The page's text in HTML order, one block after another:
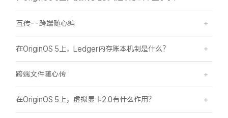
S30 Pro mini
Y500 Pro Y500
iQOO 15 Ultra
iQOO Pad6 Pro iQOO TWS 5e
互传--跨端随心编
在OriginOS 5上，Ledger内存账本机制是什么？
跨端文件随心传
在OriginOS 5上，虚拟显卡2.0有什么作用？